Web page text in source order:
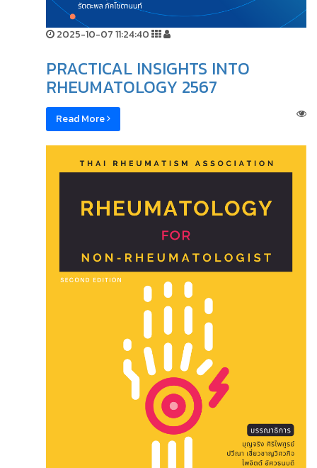
2025-10-07 11:24:40
PRACTICAL INSIGHTS INTO
RHEUMATOLOGY 2567
Read More